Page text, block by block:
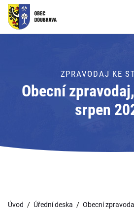
OBECNÍ ÚŘAD
PRO OBČANY
Formuláře ke
PRO TURISTY
ZPRAVODAJ KE
Obecní
srpen
Úvod Úřední deska Obecní